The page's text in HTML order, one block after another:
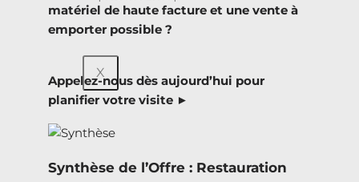
X
matériel de haute facture et une vente à
emporter possible ?
Appelez-nous dès aujourd’hui pour
planifier votre visite ►
Synthèse de l’Offre : Restauration